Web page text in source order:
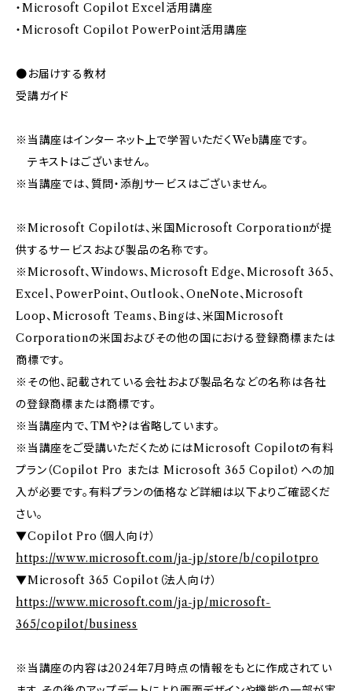
・Microsoft Copilot Excel活用講座
・Microsoft Copilot PowerPoint活用講座
●お届けする教材
受講ガイド
※当講座はインターネット上で学習いただくWeb講座です。
テキストはございません。
※当講座では、質問・添削サービスはございません。
※Microsoft Copilotは、米国Microsoft Corporationが提
供するサービスおよび製品の名称です。
※Microsoft、Windows、Microsoft Edge、Microsoft 365、
Excel、PowerPoint、Outlook、OneNote、Microsoft
Loop、Microsoft Teams、Bingは、米国Microsoft
Corporationの米国およびその他の国における登録商標または
商標です。
※その他、記載されている会社および製品名などの名称は各社
の登録商標または商標です。
※当講座内で、TMや?は省略しています。
※当講座をご受講いただくためにはMicrosoft Copilotの有料
プラン（Copilot Pro または Microsoft 365 Copilot）への加
入が必要です。有料プランの価格など詳細は以下よりご確認くだ
さい。
▼Copilot Pro（個人向け）
https://www.microsoft.com/ja-jp/store/b/copilotpro
▼Microsoft 365 Copilot（法人向け）
https://www.microsoft.com/ja-jp/microsoft-
365/copilot/business
※当講座の内容は2024年7月時点の情報をもとに作成されてい